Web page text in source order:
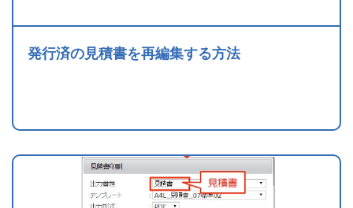
発行済の見積書を再編集する方法